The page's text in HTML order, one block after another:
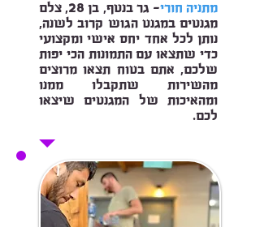
מתניה חורי
- גר בנטף, בן 28, צלם
מגנטים במגנט הגוש קרוב לשנה,
נותן לכל אחד יחס אישי ומקצועי
כדי שתצאו עם התמונות הכי יפות
שלכם, אתם בטוח תצאו מרוצים
מהשירות שתקבלו ממנו
ומהאיכות של המגנטים שיצאו
לכם.